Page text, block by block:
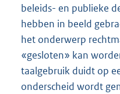
beleids- en publieke
hebben in beeld
het onderwerp
«gesloten» kan
taalgebruik duidt op
onderscheid wordt